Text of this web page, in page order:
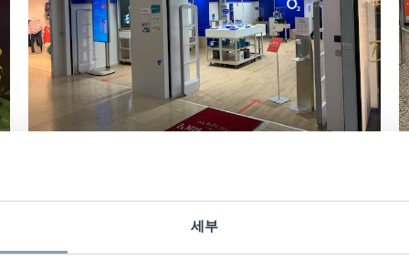
세부
Securing accessories, enabling
impulse purchases: O2 protects